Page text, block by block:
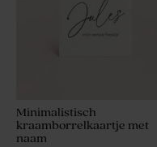
Minimalistisch
kraamborrelkaartje met
naam